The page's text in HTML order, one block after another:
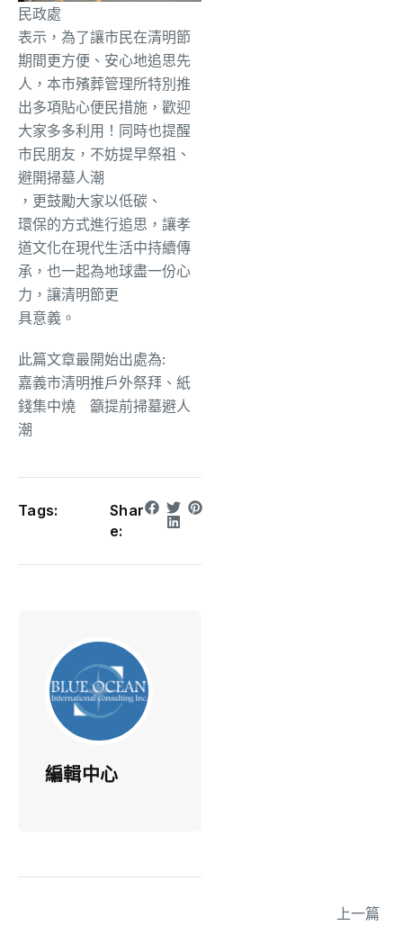
民政處
表示，為了讓市民在清明節
期間更方便、安心地追思先
人，本市殯葬管理所特別推
出多項貼心便民措施，歡迎
大家多多利用！同時也提醒
市民朋友，不妨提早祭祖、
避開掃墓人潮
，更鼓勵大家以低碳、
環保的方式進行追思，讓孝
道文化在現代生活中持續傳
承，也一起為地球盡一份心
力，讓清明節更
具意義。
此篇文章最開始出處為:
嘉義市清明推戶外祭拜、紙
錢集中燒 籲提前掃墓避人
潮
Tags:
Shar
e:
編輯中心
上一篇